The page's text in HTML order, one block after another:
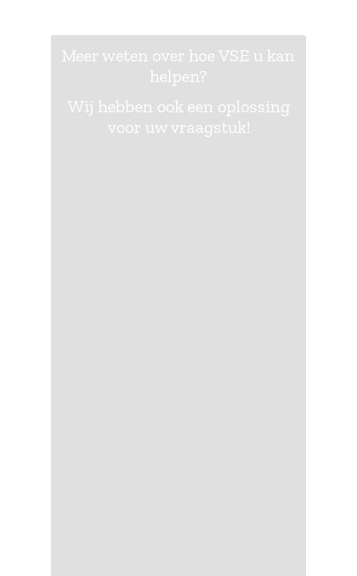
Meer weten over hoe VSE u kan
helpen?
Wij hebben ook een oplossing
voor uw vraagstuk!